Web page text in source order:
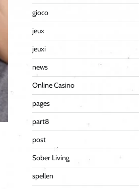
gioco
jeux
jeuxi
news
Online Casino
pages
part8
post
Sober Living
spellen